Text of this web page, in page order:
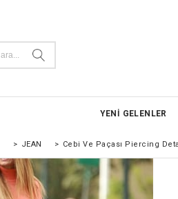
YENİ GELENLER
> JEAN > Cebi Ve Paçası Piercing